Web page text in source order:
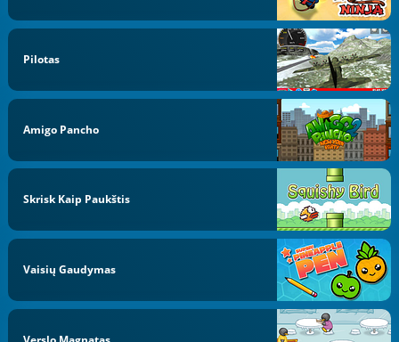
Pilotas
Amigo Pancho
Skrisk Kaip Paukštis
Vaisių Gaudymas